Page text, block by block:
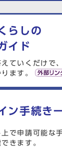
らしの
イド
ていくだけで
ます。
ン手続き
で申請可能な
きます。